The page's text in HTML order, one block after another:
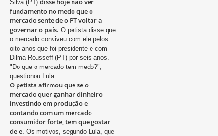
Silva (PT) disse hoje não ver
fundamento no medo que o
mercado sente de o PT voltar a
governar o país. O petista disse que
o mercado conviveu com ele pelos
oito anos que foi presidente e com
Dilma Rousseff (PT) por seis anos.
"Do que o mercado tem medo?",
questionou Lula.
O petista afirmou que se o
mercado quer ganhar dinheiro
investindo em produção e
contando com um mercado
consumidor forte, tem que gostar
dele. Os motivos, segundo Lula, que